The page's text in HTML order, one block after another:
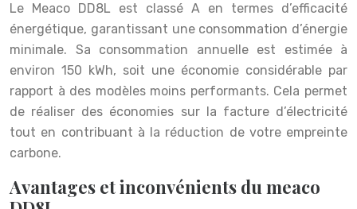
Le Meaco DD8L est classé A en termes d’efficacité
énergétique, garantissant une consommation d’énergie
minimale. Sa consommation annuelle est estimée à
environ 150 kWh, soit une économie considérable par
rapport à des modèles moins performants. Cela permet
de réaliser des économies sur la facture d’électricité
tout en contribuant à la réduction de votre empreinte
carbone.
Avantages et inconvénients du meaco